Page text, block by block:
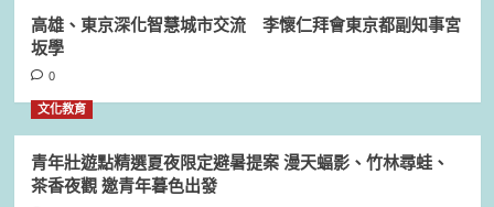
高雄、東京深化智慧城市交流 李懷仁拜會東京都副知事宮
坂學
0
文化教育
青年壯遊點精選夏夜限定避暑提案 漫天蝠影、竹林尋蛙、
茶香夜觀 邀青年暮色出發